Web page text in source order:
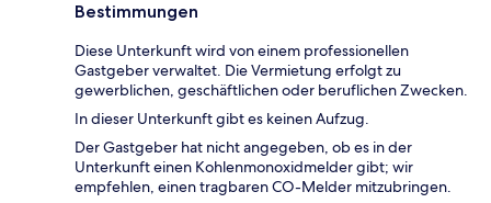
Bestimmungen
Diese Unterkunft wird von einem professionellen
Gastgeber verwaltet. Die Vermietung erfolgt zu
gewerblichen, geschäftlichen oder beruflichen Zwecken.
In dieser Unterkunft gibt es keinen Aufzug.
Der Gastgeber hat nicht angegeben, ob es in der
Unterkunft einen Kohlenmonoxidmelder gibt; wir
empfehlen, einen tragbaren CO-Melder mitzubringen.